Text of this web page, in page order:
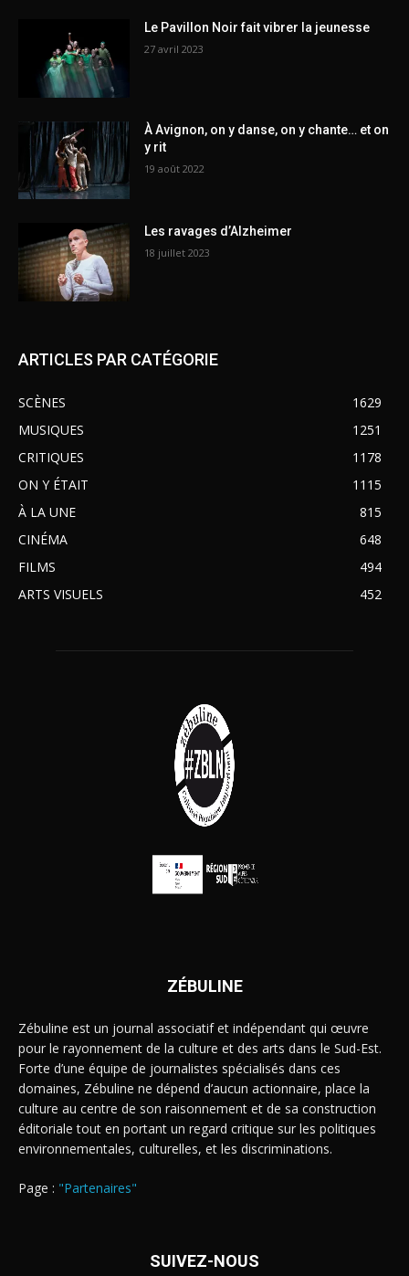
Le Pavillon Noir fait vibrer la jeunesse
27 avril 2023
À Avignon, on y danse, on y chante… et on
y rit
19 août 2022
Les ravages d’Alzheimer
18 juillet 2023
ARTICLES PAR CATÉGORIE
SCÈNES
1629
MUSIQUES
1251
CRITIQUES
1178
ON Y ÉTAIT
1115
À LA UNE
815
CINÉMA
648
FILMS
494
ARTS VISUELS
452
ZÉBULINE
Zébuline est un journal associatif et indépendant qui œuvre
pour le rayonnement de la culture et des arts dans le Sud-Est.
Forte d’une équipe de journalistes spécialisés dans ces
domaines, Zébuline ne dépend d’aucun actionnaire, place la
culture au centre de son raisonnement et de sa construction
éditoriale tout en portant un regard critique sur les politiques
environnementales, culturelles, et les discriminations.
Page : "Partenaires"
SUIVEZ-NOUS